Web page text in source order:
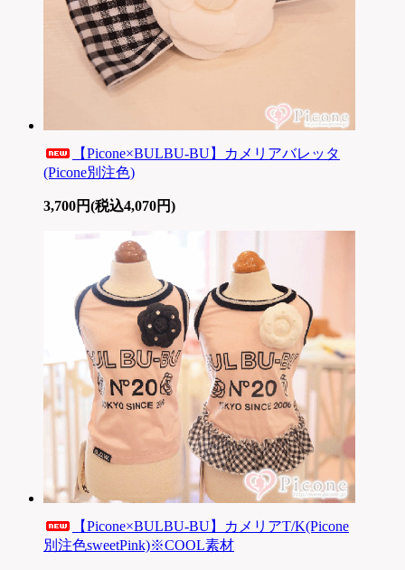
【Picone×BULBU-BU】カメリアバレッタ
(Picone別注色)
3,700円(税込4,070円)
【Picone×BULBU-BU】カメリアT/K(Picone
別注色sweetPink)※COOL素材